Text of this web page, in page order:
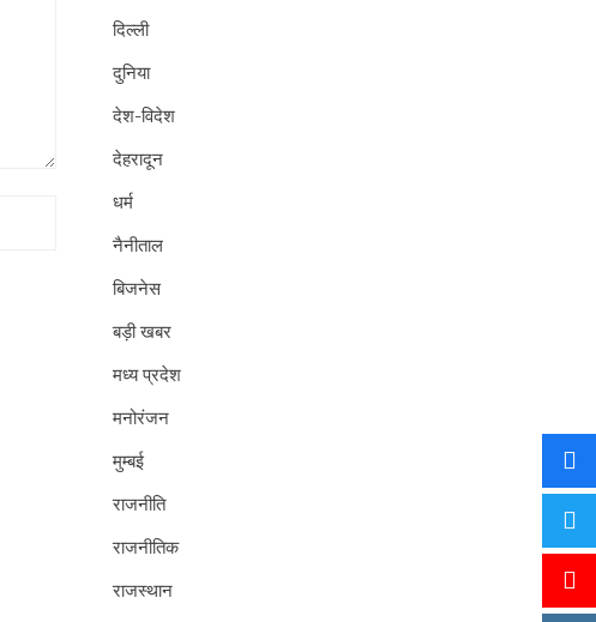
दिल्ली
दुनिया
देश-विदेश
देहरादून
धर्म
नैनीताल
बिजनेस
बड़ी खबर
मध्य प्रदेश
मनोरंजन
मुम्बई
राजनीति
राजनीतिक
राजस्थान